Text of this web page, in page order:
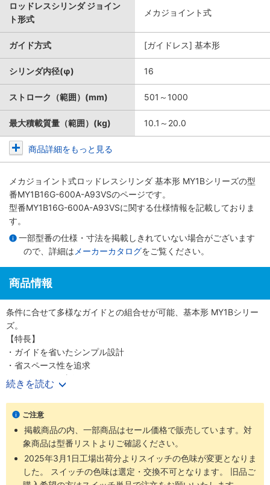
ロッドレスシリンダ ジョイン
ト形式
メカジョイント式
ガイド方式 [ガイドレス] 基本形
シリンダ内径(φ) 16
ストローク（範囲）(mm) 501～1000
最大積載質量（範囲）(kg) 10.1～20.0
商品詳細をもっと見る
メカジョイント式ロッドレスシリンダ 基本形 MY1Bシリーズの型
番MY1B16G-600A-A93VSのページです。
型番MY1B16G-600A-A93VSに関する仕様情報を記載しておりま
す。
一部型番の仕様・寸法を掲載しきれていない場合がございます
ので、詳細は メーカーカタログをご覧ください。
商品情報
条件に合せて多様なガイドとの組合せが可能、基本形 MY1Bシリー
ズ。
【特長】
・ガイドを省いたシンプル設計
・省スペース性を追求
・Φ10～100（直径10～100mm）までのワイドバリエーション
【20-シリーズ 銅系・フッ素系不可仕様】
・銅材質、フッ素材質を嫌う環境での使用に対応
・外形寸法は標準品と同一
続きを読む
ご注意
掲載商品の内、一部商品はセール価格で販売しています。対
象商品は型番リストよりご確認ください。
2025年3月1日工場出荷分よりスイッチの色味が変更となりま
した。 スイッチの色味は選定・交換不可となります。 旧品ご